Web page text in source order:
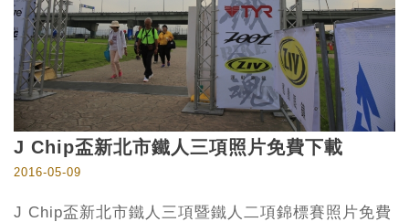
J Chip盃新北市鐵人三項照片免費下載
2016-05-09
J Chip盃新北市鐵人三項暨鐵人二項錦標賽照片免費